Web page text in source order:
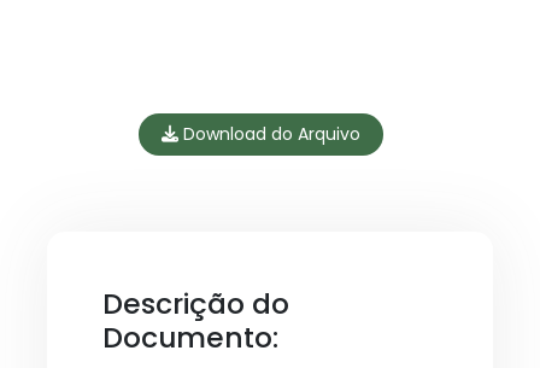
Download do Arquivo
Descrição do
Documento: